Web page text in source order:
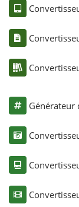
Générateur